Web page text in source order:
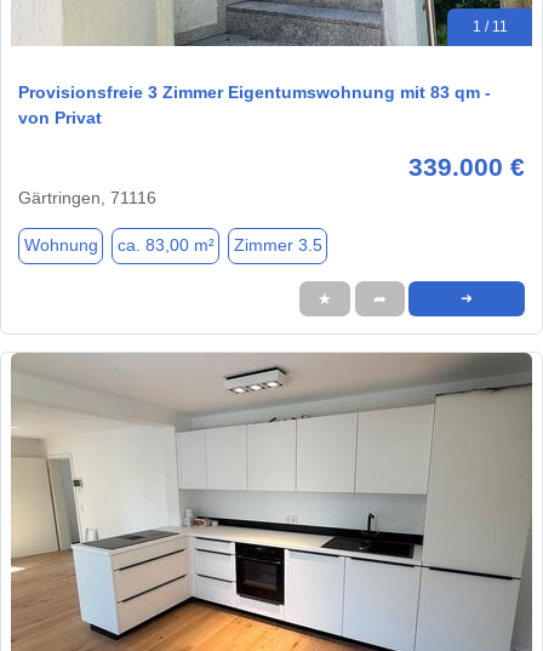
1 / 11
Provisionsfreie 3 Zimmer Eigentumswohnung mit 83 qm -
von Privat
339.000 €
Gärtringen, 71116
Wohnung ca. 83,00 m² Zimmer 3.5
★ ➦ ➜